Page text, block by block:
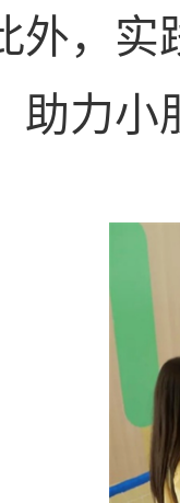
外，
助力小